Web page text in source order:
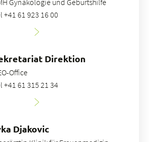
Gynäkologie und Geburtshilfe
+41 61 923 16 00
Direktion
Office
+41 61 315 21 34
Djakovic